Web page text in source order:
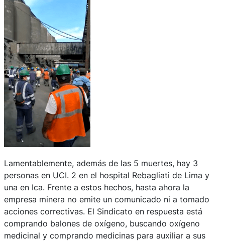
Lamentablemente, además de las 5 muertes, hay 3
personas en UCI. 2 en el hospital Rebagliati de Lima y
una en Ica. Frente a estos hechos, hasta ahora la
empresa minera no emite un comunicado ni a tomado
acciones correctivas. El Sindicato en respuesta está
comprando balones de oxígeno, buscando oxígeno
medicinal y comprando medicinas para auxiliar a sus